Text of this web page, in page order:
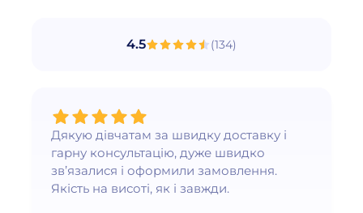
4.5 (134)
Дякую дівчатам за швидку доставку і
гарну консультацію, дуже швидко
зв’язалися і оформили замовлення.
Якість на висоті, як і завжди.